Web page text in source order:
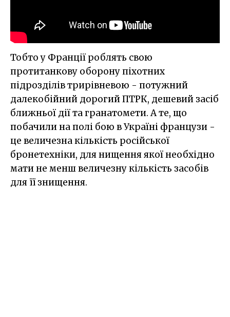
Тобто у Франції роблять свою
протитанкову оборону піхотних
підрозділів трирівневою - потужний
далекобійний дорогий ПТРК, дешевий засіб
ближньої дії та гранатомети. А те, що
побачили на полі бою в Україні французи -
це величезна кількість російської
бронетехніки, для нищення якої необхідно
мати не менш величезну кількість засобів
для її знищення.